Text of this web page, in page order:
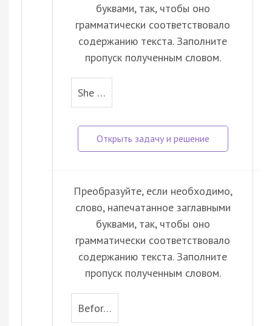
буквами, так, чтобы оно
грамматически соответствовало
содержанию текста. Заполните
пропуск полученным словом.
She …
Преобразуйте, если необходимо,
слово, напечатанное заглавными
буквами, так, чтобы оно
грамматически соответствовало
содержанию текста. Заполните
пропуск полученным словом.
Befor…